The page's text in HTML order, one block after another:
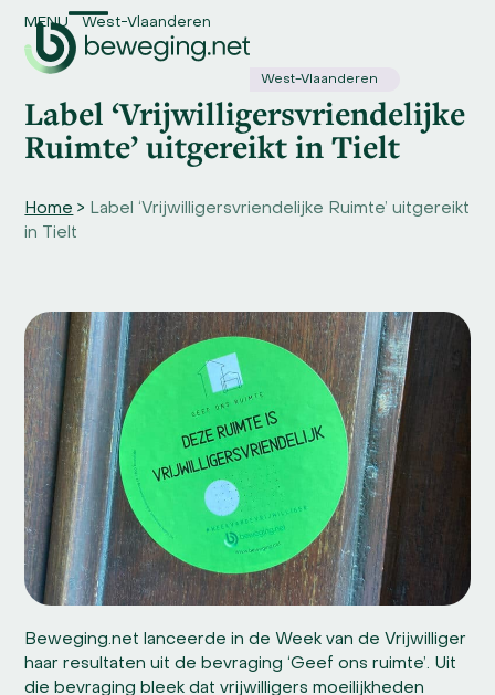
content
West-Vlaanderen
MENU
Open
menu
Close
menu
West-Vlaanderen
Label ‘Vrijwilligersvriendelijke
Ruimte’ uitgereikt in Tielt
Home > Label ‘Vrijwilligersvriendelijke Ruimte’ uitgereikt
in Tielt
Beweging.net lanceerde in de Week van de Vrijwilliger
haar resultaten uit de bevraging ‘Geef ons ruimte’. Uit
die bevraging bleek dat vrijwilligers moeilijkheden